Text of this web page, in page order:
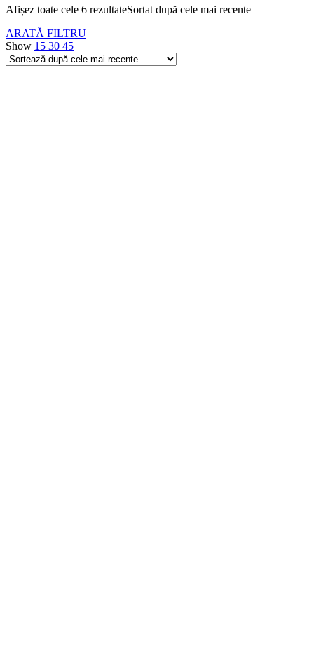
Afișez toate cele 6 rezultateSortat după cele mai recente
ARATĂ FILTRU
Show 15 30 45